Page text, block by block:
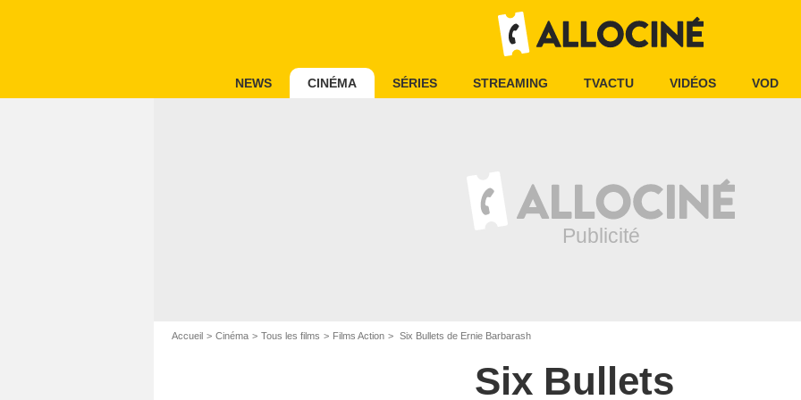
NEWS CINÉMA SÉRIES STREAMING TVACTU VIDÉOS VOD
Accueil Cinéma Tous les films Films Action Six Bullets de Ernie Barbarash
Six Bullets